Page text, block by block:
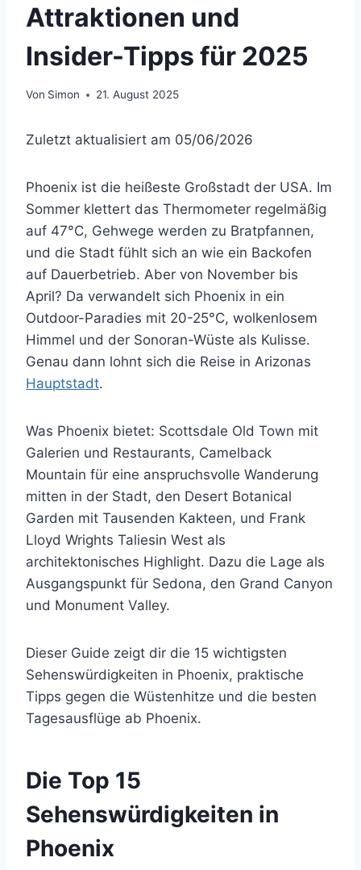
Attraktionen und
Insider-Tipps für 2025
Von Simon 21. August 2025
Zuletzt aktualisiert am 05/06/2026
Phoenix ist die heißeste Großstadt der USA. Im
Sommer klettert das Thermometer regelmäßig
auf 47°C, Gehwege werden zu Bratpfannen,
und die Stadt fühlt sich an wie ein Backofen
auf Dauerbetrieb. Aber von November bis
April? Da verwandelt sich Phoenix in ein
Outdoor-Paradies mit 20-25°C, wolkenlosem
Himmel und der Sonoran-Wüste als Kulisse.
Genau dann lohnt sich die Reise in Arizonas
Hauptstadt.
Was Phoenix bietet: Scottsdale Old Town mit
Galerien und Restaurants, Camelback
Mountain für eine anspruchsvolle Wanderung
mitten in der Stadt, den Desert Botanical
Garden mit Tausenden Kakteen, und Frank
Lloyd Wrights Taliesin West als
architektonisches Highlight. Dazu die Lage als
Ausgangspunkt für Sedona, den Grand Canyon
und Monument Valley.
Dieser Guide zeigt dir die 15 wichtigsten
Sehenswürdigkeiten in Phoenix, praktische
Tipps gegen die Wüstenhitze und die besten
Tagesausflüge ab Phoenix.
Die Top 15
Sehenswürdigkeiten in
Phoenix